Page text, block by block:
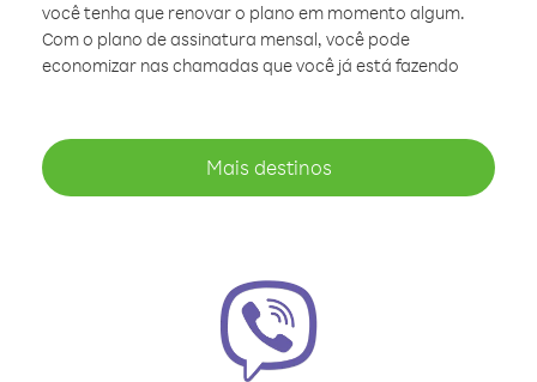
você tenha que renovar o plano em momento algum.
Com o plano de assinatura mensal, você pode
economizar nas chamadas que você já está fazendo
Mais destinos